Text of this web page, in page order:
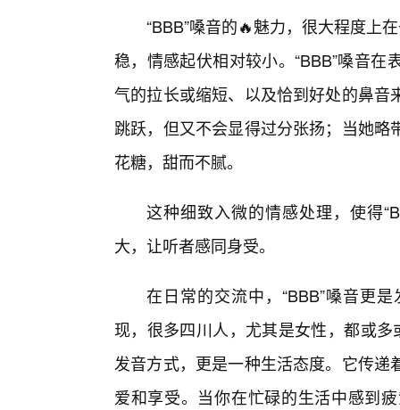
“BBB”嗓音的🔥魅力，很大程度上
稳，情感起伏相对较小。“BBB”嗓音
气的拉长或缩短、以及恰到好处的鼻
跳跃，但又不会显得过分张扬；当她
花糖，甜而不腻。
这种细致入微的情感处理，使得
大，让听者感同身受。
在日常的交流中，“BBB”嗓音更
现，很多四川人，尤其是女性，都或
发音方式，更是一种生活态度。它传
爱和享受。当你在忙碌的生活中感到